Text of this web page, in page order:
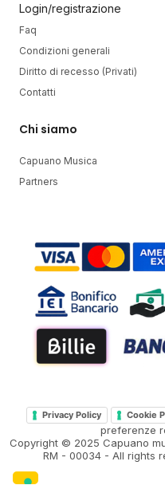
Login/registrazione
Faq
Condizioni generali
Diritto di recesso (Privati)
Contatti
Chi siamo
Capuano Musica
Partners
Privacy Policy Cookie
preferenze
Copyright © 2025 Capuano
RM - 00034 - All rights